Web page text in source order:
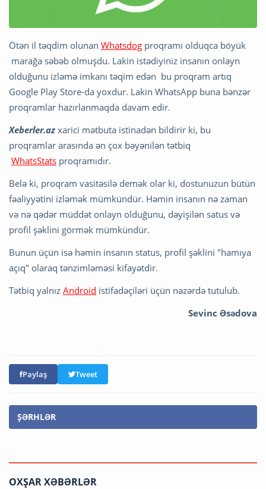
Ötən il təqdim olunan Whatsdog proqramı olduqca böyük
marağa səbəb olmuşdu. Lakin istədiyiniz insanın onlayn
olduğunu izləmə imkanı təqim edən bu proqram artıq
Google Play Store-da yoxdur. Lakin WhatsApp buna bənzər
proqramlar hazırlanmaqda davam edir.
Xeberler.az xarici mətbuta istinadən bildirir ki, bu
proqramlar arasında ən çox bəyənilən tətbiq
WhatsStats proqramıdır.
Belə ki, proqram vasitəsilə demək olar ki, dostunuzun bütün
fəaliyyətini izləmək mümkündür. Həmin insanın nə zaman
və nə qədər müddət onlayn olduğunu, dəyişilən satus və
profil şəklini görmək mümkündür.
Bunun üçün isə həmin insanın status, profil şəklini "hamıya
açıq" olaraq tənzimləməsi kifayətdir.
Tətbiq yalnız Android istifadəçiləri üçün nəzərdə tutulub.
Sevinc Əsədova
Paylaş Tweet
ŞƏRHLƏR
OXŞAR XƏBƏRLƏR